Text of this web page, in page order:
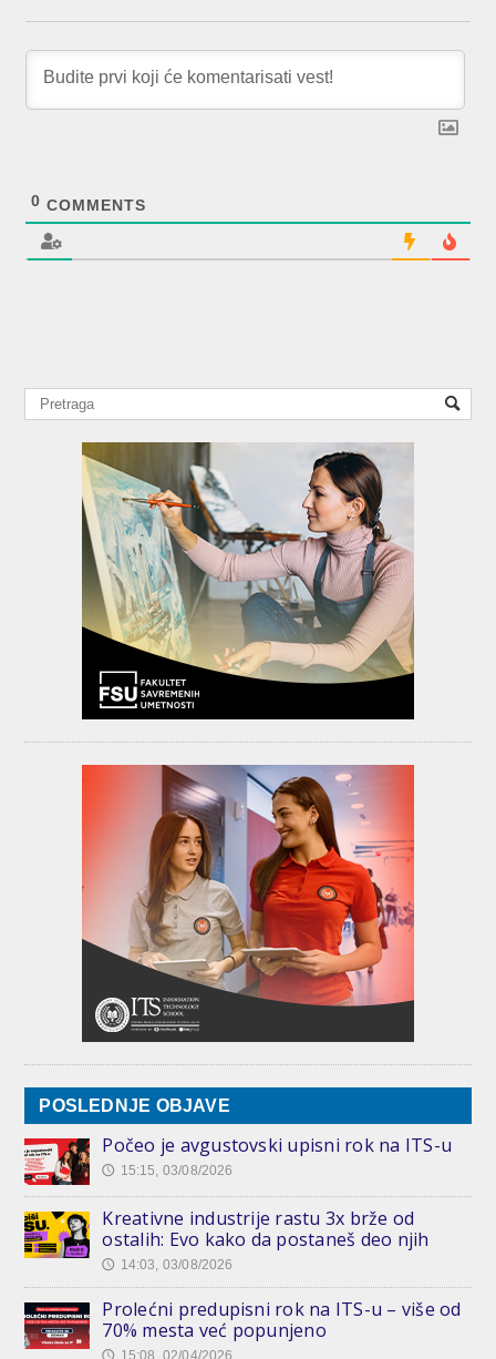
0 COMMENTS
POSLEDNJE OBJAVE
Počeo je avgustovski upisni rok na ITS-u
🕔 15:15, 03/08/2026
Kreativne industrije rastu 3x brže od
ostalih: Evo kako da postaneš deo njih
🕔 14:03, 03/08/2026
Prolećni predupisni rok na ITS-u – više od
70% mesta već popunjeno
🕔 15:08, 02/04/2026